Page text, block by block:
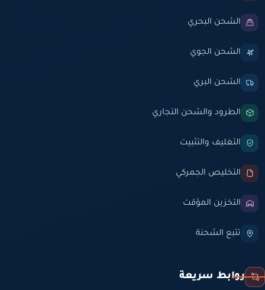
الشحن البحري
الشحن الجوي
الشحن البري
الطرود والشحن التجاري
التغليف والتثبيت
التخليص الجمركي
التخزين المؤقت
تتبع الشحنة
روابط سريعة